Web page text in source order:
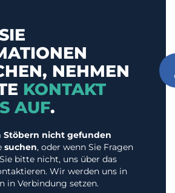
NEHMEN
KONTAKT
AUF.
Stöbern nicht gefunden
suchen, oder wenn Sie Fragen
bitte nicht, uns über das
Wir werden uns in
in Verbindung setzen.